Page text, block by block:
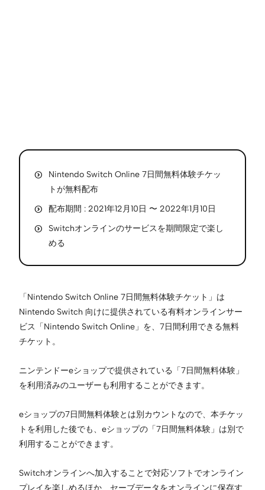
Nintendo Switch Online 7日間無料体験チケッ
トが無料配布
配布期間 : 2021年12月10日 〜 2022年1月10日
Switchオンラインのサービスを期間限定で楽し
める
「Nintendo Switch Online 7日間無料体験チケット」は
Nintendo Switch 向けに提供されている有料オンラインサー
ビス「Nintendo Switch Online」を、7日間利用できる無料
チケット。
ニンテンドーeショップで提供されている「7日間無料体験」
を利用済みのユーザーも利用することができます。
eショップの7日間無料体験とは別カウントなので、本チケッ
トを利用した後でも、eショップの「7日間無料体験」は別で
利用することができます。
Switchオンラインへ加入することで対応ソフトでオンライン
プレイを楽しめるほか、セーブデータをオンラインに保存す